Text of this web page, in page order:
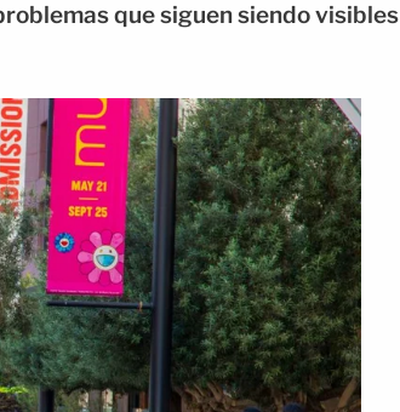
que siguen siendo visibles